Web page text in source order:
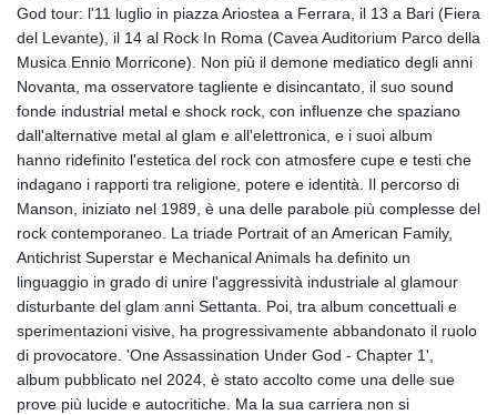
God tour: l'11 luglio in piazza Ariostea a Ferrara, il 13 a Bari (Fiera
del Levante), il 14 al Rock In Roma (Cavea Auditorium Parco della
Musica Ennio Morricone). Non più il demone mediatico degli anni
Novanta, ma osservatore tagliente e disincantato, il suo sound
fonde industrial metal e shock rock, con influenze che spaziano
dall'alternative metal al glam e all'elettronica, e i suoi album
hanno ridefinito l'estetica del rock con atmosfere cupe e testi che
indagano i rapporti tra religione, potere e identità. Il percorso di
Manson, iniziato nel 1989, è una delle parabole più complesse del
rock contemporaneo. La triade Portrait of an American Family,
Antichrist Superstar e Mechanical Animals ha definito un
linguaggio in grado di unire l'aggressività industriale al glamour
disturbante del glam anni Settanta. Poi, tra album concettuali e
sperimentazioni visive, ha progressivamente abbandonato il ruolo
di provocatore. 'One Assassination Under God - Chapter 1',
album pubblicato nel 2024, è stato accolto come una delle sue
prove più lucide e autocritiche. Ma la sua carriera non si